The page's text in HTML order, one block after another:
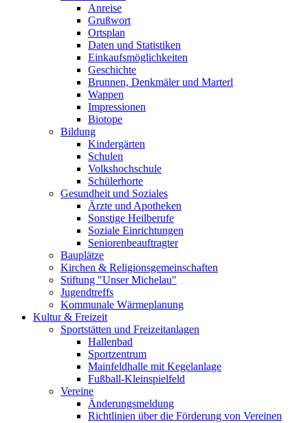
Anreise
Grußwort
Ortsplan
Daten und Statistiken
Einkaufsmöglichkeiten
Geschichte
Brunnen, Denkmäler und Marterl
Wappen
Impressionen
Biotope
Bildung
Kindergärten
Schulen
Volkshochschule
Schülerhorte
Gesundheit und Soziales
Ärzte und Apotheken
Sonstige Heilberufe
Soziale Einrichtungen
Seniorenbeauftragter
Bauplätze
Kirchen & Religionsgemeinschaften
Stiftung "Unser Michelau"
Jugendtreffs
Kommunale Wärmeplanung
Kultur & Freizeit
Sportstätten und Freizeitanlagen
Hallenbad
Sportzentrum
Mainfeldhalle mit Kegelanlage
Fußball-Kleinspielfeld
Vereine
Änderungsmeldung
Richtlinien über die Förderung von Vereinen